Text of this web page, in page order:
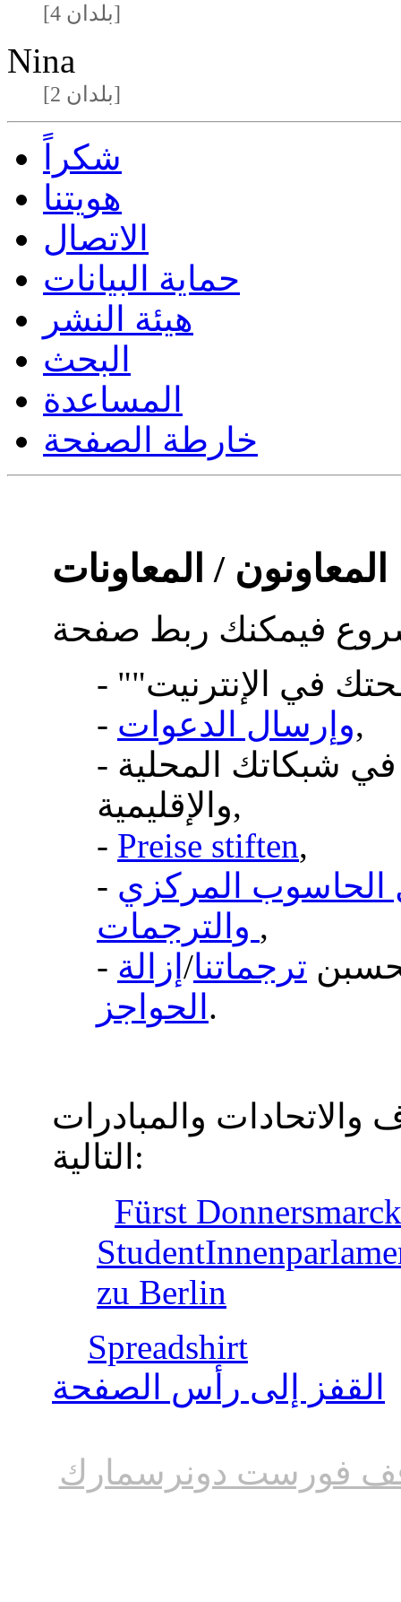
[4 بلدان]
Nina
[2 بلدان]
شكراً
هويتنا
الاتصال
حماية البيانات
هيئة النشر
البحث
المساعدة
خارطة الصفحة
المعاونون / المعاونات
- وإرسال الدعوات,
- أو نشر إعلام عن المسابقة في شبكاتك المحلية
والإقليمية,
- Preise stiften,
- الحاسوب المركزي
,
ترجماتنا/ إزالة
الحواجز .
والمبادرات
التالية:
Fürst
zu Berlin
Spreadshirt
القفز إلى رأس الصفحة
فورست دونرسمارك